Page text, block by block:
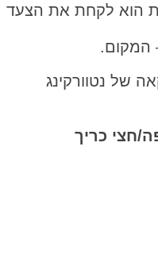
הוא לקחת את הצעד
המקום.
של נטוורקינג
חצי כריך